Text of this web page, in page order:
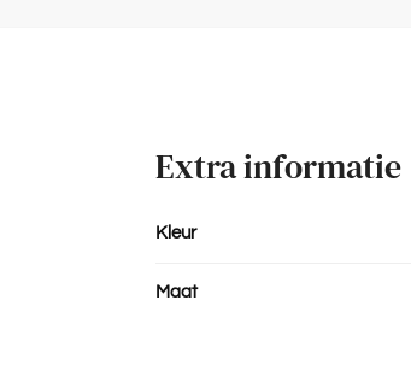
Extra informatie
Kleur
Maat